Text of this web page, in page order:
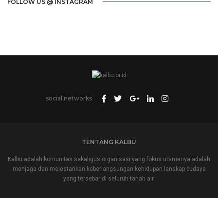
FOLLOW US @ INSTAGRAM
social networks
TENTANG KALBU
Kalbu adalah komunitas sekaligus organisasi yang fokus utamanya adalah
menjaga dan melestarikan keberlangsungan kehidupan lanskap budaya
yang tersebar di seluruh tanah air.